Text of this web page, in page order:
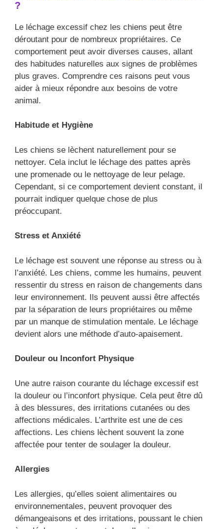
?
Le léchage excessif chez les chiens peut être
déroutant pour de nombreux propriétaires. Ce
comportement peut avoir diverses causes, allant
des habitudes naturelles aux signes de problèmes
plus graves. Comprendre ces raisons peut vous
aider à mieux répondre aux besoins de votre
animal.
Habitude et Hygiène
Les chiens se lèchent naturellement pour se
nettoyer. Cela inclut le léchage des pattes après
une promenade ou le nettoyage de leur pelage.
Cependant, si ce comportement devient constant, il
pourrait indiquer quelque chose de plus
préoccupant.
Stress et Anxiété
Le léchage est souvent une réponse au stress ou à
l’anxiété. Les chiens, comme les humains, peuvent
ressentir du stress en raison de changements dans
leur environnement. Ils peuvent aussi être affectés
par la séparation de leurs propriétaires ou même
par un manque de stimulation mentale. Le léchage
devient alors une méthode d’auto-apaisement.
Douleur ou Inconfort Physique
Une autre raison courante du léchage excessif est
la douleur ou l’inconfort physique. Cela peut être dû
à des blessures, des irritations cutanées ou des
affections médicales. L’arthrite est une de ces
affections. Les chiens lèchent souvent la zone
affectée pour tenter de soulager la douleur.
Allergies
Les allergies, qu’elles soient alimentaires ou
environnementales, peuvent provoquer des
démangeaisons et des irritations, poussant le chien